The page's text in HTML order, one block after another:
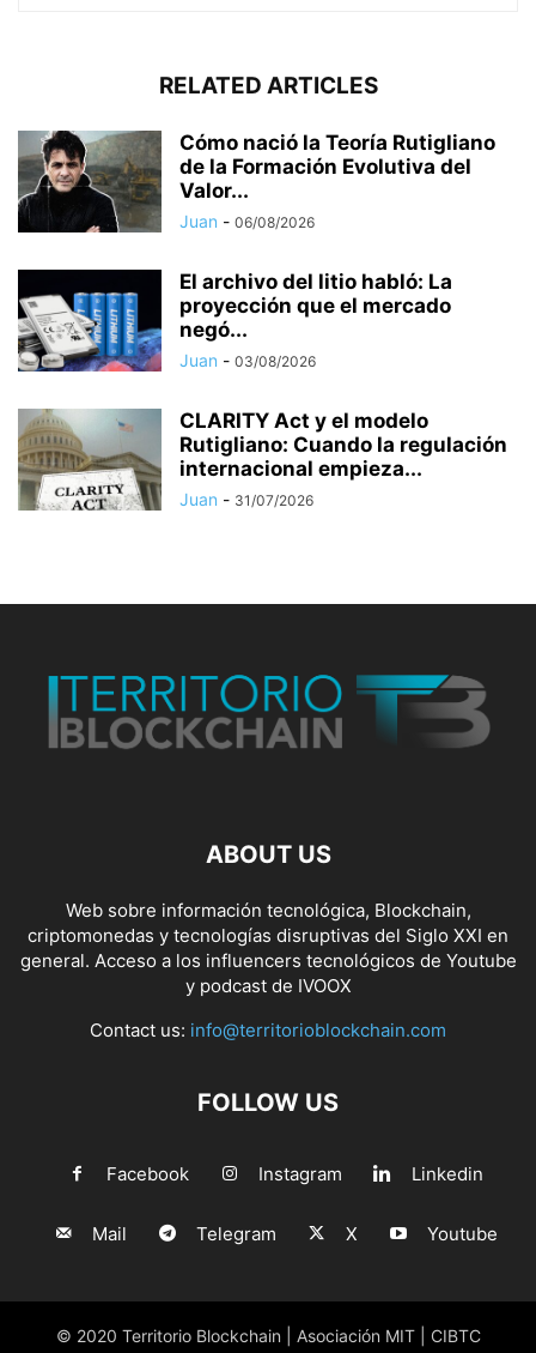
RELATED ARTICLES
Cómo nació la Teoría Rutigliano
de la Formación Evolutiva del
Valor...
Juan - 06/08/2026
El archivo del litio habló: La
proyección que el mercado
negó...
Juan - 03/08/2026
CLARITY Act y el modelo
Rutigliano: Cuando la regulación
internacional empieza...
Juan - 31/07/2026
ABOUT US
Web sobre información tecnológica, Blockchain,
criptomonedas y tecnologías disruptivas del Siglo XXI en
general. Acceso a los influencers tecnológicos de Youtube
y podcast de IVOOX
Contact us: info@territorioblockchain.com
FOLLOW US
Facebook Instagram Linkedin
Mail Telegram X Youtube
© 2020 Territorio Blockchain | Asociación MIT | CIBTC